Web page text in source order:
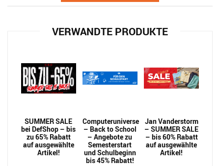
VERWANDTE PRODUKTE
SUMMER SALE
bei DefShop – bis
zu 65% Rabatt
auf ausgewählte
Artikel!
Computeruniverse
– Back to School
– Angebote zu
Semesterstart
und Schulbeginn
bis 45% Rabatt!
Jan Vanderstorm
– SUMMER SALE
– bis 60% Rabatt
auf ausgewählte
Artikel!